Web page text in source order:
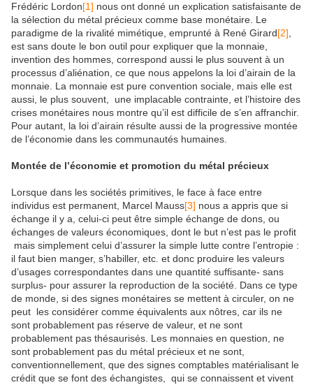
Frédéric Lordon[1] nous ont donné un explication satisfaisante de
la sélection du métal précieux comme base monétaire. Le
paradigme de la rivalité mimétique, emprunté à René Girard[2]
est sans doute le bon outil pour expliquer que la monnaie,
invention des hommes, correspond aussi le plus souvent à un
processus d’aliénation, ce que nous appelons la loi d’airain de la
monnaie. La monnaie est pure convention sociale, mais elle est
aussi, le plus souvent, une implacable contrainte, et l’histoire des
crises monétaires nous montre qu’il est difficile de s’en affranchir.
Pour autant, la loi d’airain résulte aussi de la progressive montée
de l’économie dans les communautés humaines.
Montée de l’économie et promotion du métal précieux
Lorsque dans les sociétés primitives, le face à face entre
individus est permanent, Marcel Mauss[3] nous a appris que si
échange il y a, celui-ci peut être simple échange de dons, ou
échanges de valeurs économiques, dont le but n’est pas le profit
mais simplement celui d’assurer la simple lutte contre l’entropie :
il faut bien manger, s’habiller, etc. et donc produire les valeurs
d’usages correspondantes dans une quantité suffisante- sans
surplus- pour assurer la reproduction de la société. Dans ce type
de monde, si des signes monétaires se mettent à circuler, on ne
peut les considérer comme équivalents aux nôtres, car ils ne
sont probablement pas réserve de valeur, et ne sont
probablement pas thésaurisés. Les monnaies en question, ne
sont probablement pas du métal précieux et ne sont,
conventionnellement, que des signes comptables matérialisant le
crédit que se font des échangistes, qui se connaissent et vivent